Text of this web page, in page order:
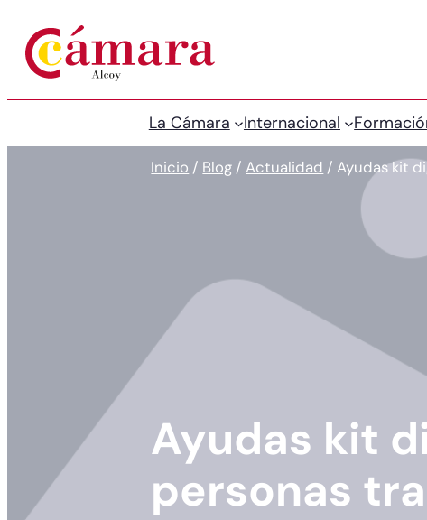
La Cámara Internacional
Inicio / Blog /Actualidad /Ayudas kit
Ayudas kit
personas